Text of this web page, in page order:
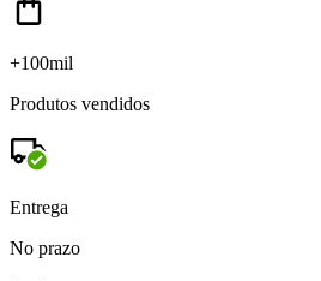
+100mil
Produtos vendidos
Entrega
No prazo